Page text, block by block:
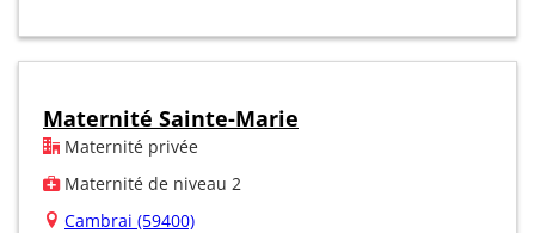
Maternité Sainte-Marie
Maternité privée
Maternité de niveau 2
Cambrai (59400)